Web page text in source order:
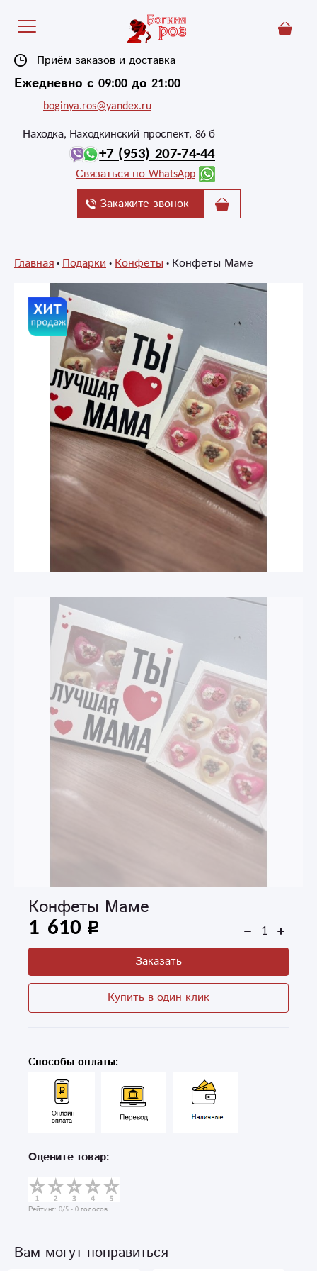
Приём заказов и доставка
Ежедневно с 09:00 до 21:00
boginya.ros@yandex.ru
Находка, Находкинский проспект, 86 б
+7 (953) 207-74-44
Связаться по WhatsApp
Закажите звонок
Главная Подарки Конфеты Конфеты Маме
Конфеты Маме
1 610
Заказать
Купить в один клик
Способы оплаты:
Оцените товар:
Рейтинг: 0/5 - 0 голосов
Вам могут понравиться